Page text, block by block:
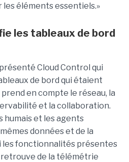
éléments essentiels.»
les tableaux de bord
Cloud Control qui
de bord qui étaient
en compte le réseau, la
et la collaboration.
humais et les agents
données et de la
les fonctionnalités présentes
retrouve de la télémétrie